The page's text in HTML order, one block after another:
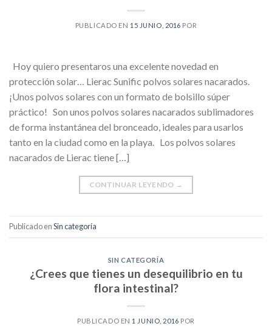
PUBLICADO EN 15 JUNIO, 2016 POR
Hoy quiero presentaros una excelente novedad en
protección solar… Lierac Sunific polvos solares nacarados.
¡Unos polvos solares con un formato de bolsillo súper
práctico! Son unos polvos solares nacarados sublimadores
de forma instantánea del bronceado, ideales para usarlos
tanto en la ciudad como en la playa. Los polvos solares
nacarados de Lierac tiene […]
CONTINUAR LEYENDO →
Publicado enSin categoría
SIN CATEGORÍA
¿Crees que tienes un desequilibrio en tu
flora intestinal?
PUBLICADO EN 1 JUNIO, 2016 POR